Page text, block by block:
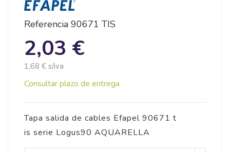
Referencia 90671 TIS
2,03 €
1,68 € s/iva
Consultar plazo de entrega
Tapa salida de cables Efapel 90671 t
is serie Logus90 AQUARELLA